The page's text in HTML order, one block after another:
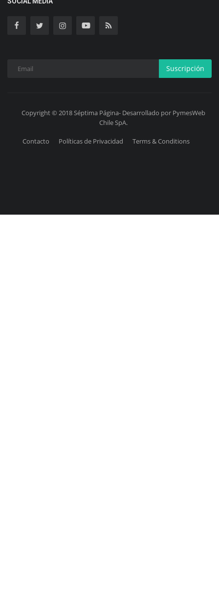
Suscripción
Copyright © 2018 Séptima Página- Desarrollado por PymesWeb
Chile SpA.
Contacto Políticas de Privacidad Terms & Conditions